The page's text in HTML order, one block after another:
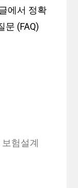
에서 정확
문 (FAQ)
보험설계